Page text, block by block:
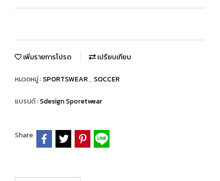
เพิ่มรายการโปรด เปรียบเทียบ
หมวดหมู่ :SPORTSWEAR, SOCCER
แบรนด์ :Sdesign Sporetwear
Share